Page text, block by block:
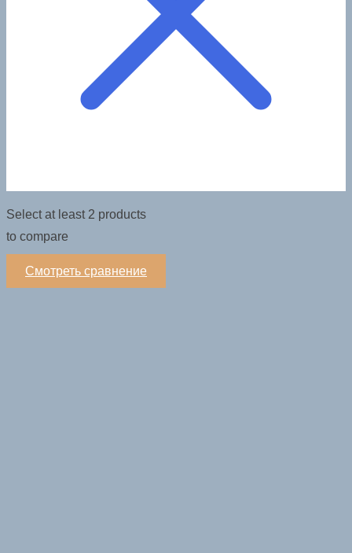
Select at least 2 products
to compare
Смотреть сравнение